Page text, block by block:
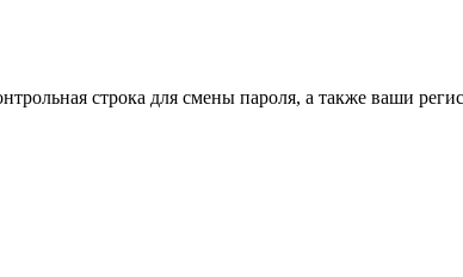
строка для смены пароля, а также ваши